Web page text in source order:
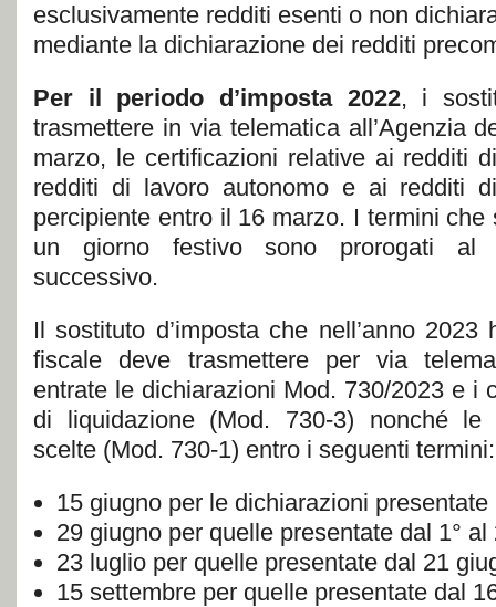
esclusivamente redditi esenti o non
mediante la dichiarazione dei redditi
Per il periodo d’imposta 2022, i
trasmettere in via telematica all’Agenzia
marzo, le certificazioni relative ai redditi
redditi di lavoro autonomo e ai redditi
percipiente entro il 16 marzo. I termini
un giorno festivo sono prorogati al
successivo.
Il sostituto d’imposta che nell’anno 2023
fiscale deve trasmettere per via
entrate le dichiarazioni Mod. 730/2023 e i
di liquidazione (Mod. 730-3) nonché le
scelte (Mod. 730-1) entro i seguenti termini:
15 giugno per le dichiarazioni
29 giugno per quelle presentate dal 1° al
23 luglio per quelle presentate dal 21
15 settembre per quelle presentate dal